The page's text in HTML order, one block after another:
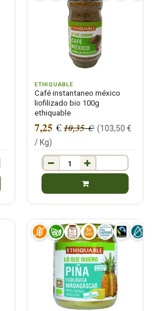
ETHIQUABLE
Café instantaneo méxico
liofilizado bio 100g
ethiquable
7,25 €10,35€ (103,50 €
/ Kg)